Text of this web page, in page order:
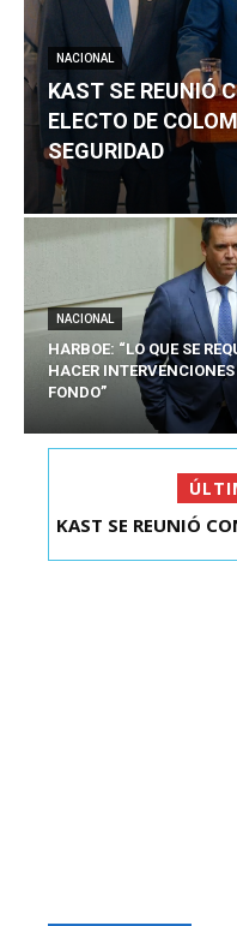
NACIONAL
KAST SE REUNIÓ
ELECTO DE
SEGURIDAD
NACIONAL
HARBOE: “LO QUE SE
HACER
FONDO”
HARBOE: “LO QUE